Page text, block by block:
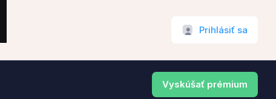
Prihlásiť sa
Vyskúšať prémium